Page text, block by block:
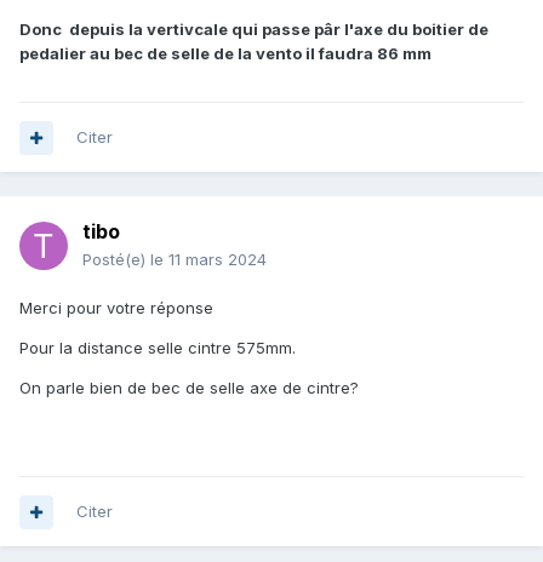
Donc depuis la vertivcale qui passe pâr l'axe du boitier de
pedalier au bec de selle de la vento il faudra 86 mm
Citer
tibo
Posté(e) le 11 mars 2024
Merci pour votre réponse
Pour la distance selle cintre 575mm.
On parle bien de bec de selle axe de cintre?
Citer